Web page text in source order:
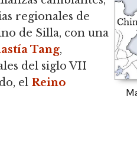
regionales de
de Silla, con una
Tang,
del siglo VII
el Reino